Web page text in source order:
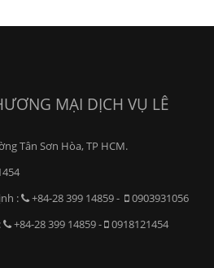
MẠI DỊCH VỤ LÊ
Tân Sơn Hòa, TP HCM.
:
+84-28 399 14859 -
0903931056
+84-28 399 14859 -
0918121454